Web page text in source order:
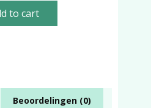
to cart
Beoordelingen (0)